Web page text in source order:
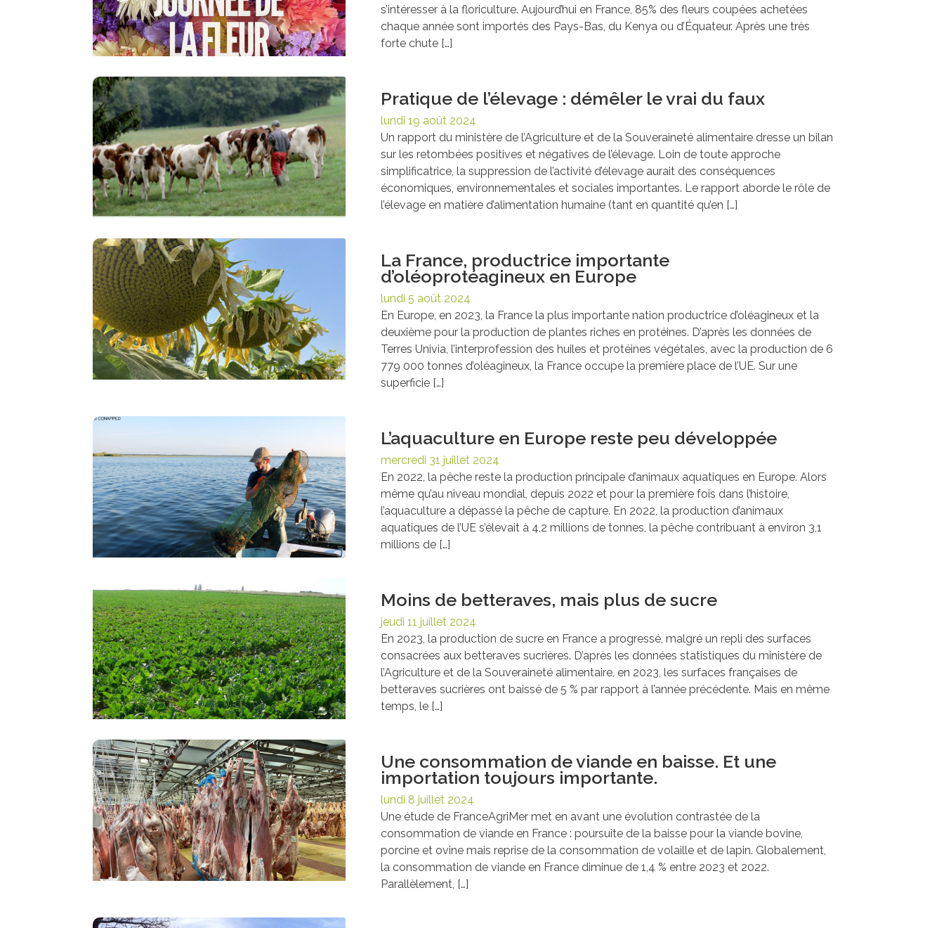
s’intéresser à la floriculture. Aujourd’hui en France, 85% des fleurs coupées achetées
chaque année sont importés des Pays-Bas, du Kenya ou d’Équateur. Après une très
forte chute […]
Pratique de l’élevage : démêler le vrai du faux
lundi 19 août 2024
Un rapport du ministère de l’Agriculture et de la Souveraineté alimentaire dresse un bilan
sur les retombées positives et négatives de l’élevage. Loin de toute approche
simplificatrice, la suppression de l’activité d’élevage aurait des conséquences
économiques, environnementales et sociales importantes. Le rapport aborde le rôle de
l’élevage en matière d’alimentation humaine (tant en quantité qu’en […]
La France, productrice importante
d’oléoprotéagineux en Europe
lundi 5 août 2024
En Europe, en 2023, la France la plus importante nation productrice d’oléagineux et la
deuxième pour la production de plantes riches en protéines. D’après les données de
Terres Univia, l’interprofession des huiles et protéines végétales, avec la production de 6
779 000 tonnes d’oléagineux, la France occupe la première place de l’UE. Sur une
superficie […]
L’aquaculture en Europe reste peu développée
mercredi 31 juillet 2024
En 2022, la pêche reste la production principale d’animaux aquatiques en Europe. Alors
même qu’au niveau mondial, depuis 2022 et pour la première fois dans l’histoire,
l’aquaculture a dépassé la pêche de capture. En 2022, la production d’animaux
aquatiques de l’UE s’élevait à 4,2 millions de tonnes, la pêche contribuant à environ 3,1
millions de […]
Moins de betteraves, mais plus de sucre
jeudi 11 juillet 2024
En 2023, la production de sucre en France a progressé, malgré un repli des surfaces
consacrées aux betteraves sucrières. D’après les données statistiques du ministère de
l’Agriculture et de la Souveraineté alimentaire, en 2023, les surfaces françaises de
betteraves sucrières ont baissé de 5 % par rapport à l’année précédente. Mais en même
temps, le […]
Une consommation de viande en baisse. Et une
importation toujours importante.
lundi 8 juillet 2024
Une étude de FranceAgriMer met en avant une évolution contrastée de la
consommation de viande en France : poursuite de la baisse pour la viande bovine,
porcine et ovine mais reprise de la consommation de volaille et de lapin. Globalement,
la consommation de viande en France diminue de 1,4 % entre 2023 et 2022.
Parallèlement, […]